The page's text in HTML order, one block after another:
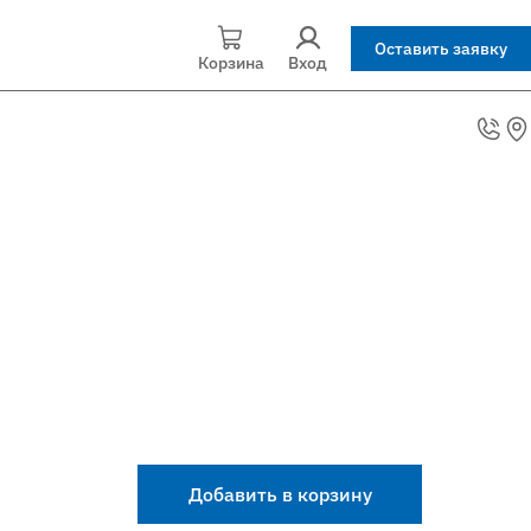
Корзина Вход
Оставить заявку
Добавить в корзину